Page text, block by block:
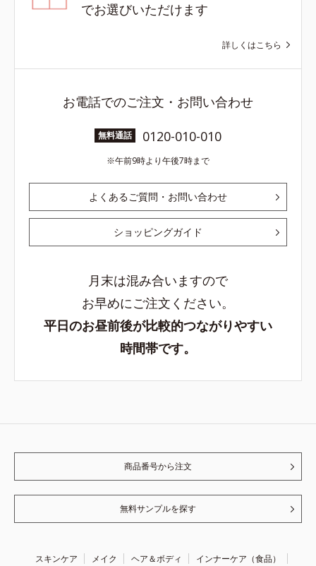
でお選びいただけます
詳しくはこちら
お電話でのご注文・お問い合わせ
無料通話 0120-010-010
午前9時より午後7時まで
よくあるご質問・お問い合わせ
ショッピングガイド
月末は混み合いますので
お早めにご注文ください。
平日のお昼前後が比較的つながりやすい
時間帯です。
商品番号から注文
無料サンプルを探す
スキンケア メイク ヘア＆ボディ
インナーケア（食品）